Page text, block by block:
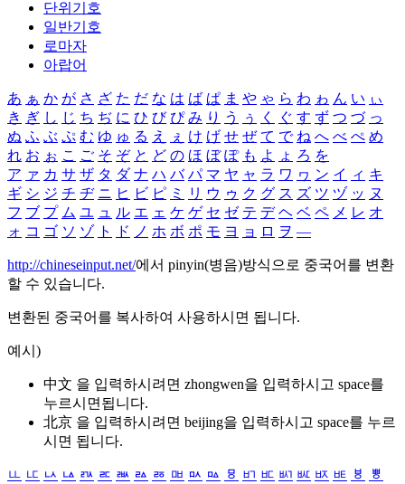
단위기호
일반기호
로마자
아랍어
あ ぁ か が さ ざ た だ な は ば ぱ ま や ゃ ら わ ゎ ん い ぃ
き ぎ し じ ち ぢ に ひ び ぴ み り う ぅ く ぐ す ず つ づ っ
ぬ ふ ぶ ぷ む ゆ ゅ る え ぇ け げ せ ぜ て で ね へ べ ぺ め
れ お ぉ こ ご そ ぞ と ど の ほ ぼ ぽ も よ ょ ろ を
ア ァ カ サ ザ タ ダ ナ ハ バ パ マ ヤ ャ ラ ワ ヮ ン イ ィ キ
ギ シ ジ チ ヂ ニ ヒ ビ ピ ミ リ ウ ゥ ク グ ス ズ ツ ヅ ッ ヌ
フ ブ プ ム ユ ュ ル エ ェ ケ ゲ セ ゼ テ デ ヘ ベ ペ メ レ オ
ォ コ ゴ ソ ゾ ト ド ノ ホ ボ ポ モ ヨ ョ ロ ヲ ―
http://chineseinput.net/에서 pinyin(병음)방식으로 중국어를 변환
할 수 있습니다.
변환된 중국어를 복사하여 사용하시면 됩니다.
예시)
中文 을 입력하시려면 zhongwen을 입력하시고 space를
누르시면됩니다.
北京 을 입력하시려면 beijing을 입력하시고 space를 누르
시면 됩니다.
ㅥ ㅦ ㅧ ㅨ ㅩ ㅪ ㅫ ㅬ ㅭ ㅮ ㅯ ㅰ ㅱ ㅲ ㅳ ㅴ ㅵ ㅶ ㅷ ㅸ
ㅹ